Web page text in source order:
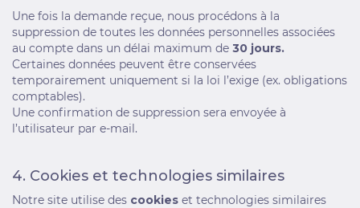
Une fois la demande reçue, nous procédons à la
suppression de toutes les données personnelles associées
au compte dans un délai maximum de 30 jours.
Certaines données peuvent être conservées
temporairement uniquement si la loi l’exige (ex. obligations
comptables).
Une confirmation de suppression sera envoyée à
l’utilisateur par e-mail.
4. Cookies et technologies similaires
Notre site utilise des cookies et technologies similaires